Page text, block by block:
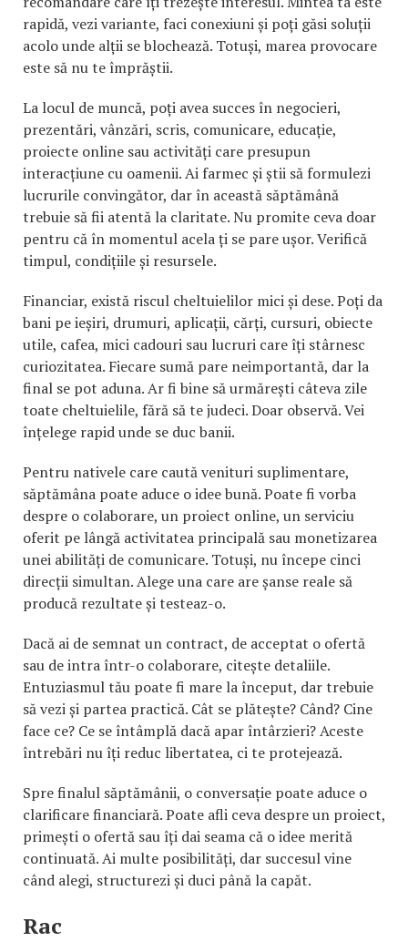
rapidă, vezi variante, faci conexiuni și poți găsi soluții
acolo unde alții se blochează. Totuși, marea provocare
este să nu te împrăștii.
La locul de muncă, poți avea succes în negocieri,
prezentări, vânzări, scris, comunicare, educație,
proiecte online sau activități care presupun
interacțiune cu oamenii. Ai farmec și știi să formulezi
lucrurile convingător, dar în această săptămână
trebuie să fii atentă la claritate. Nu promite ceva doar
pentru că în momentul acela ți se pare ușor. Verifică
timpul, condițiile și resursele.
Financiar, există riscul cheltuielilor mici și dese. Poți da
bani pe ieșiri, drumuri, aplicații, cărți, cursuri, obiecte
utile, cafea, mici cadouri sau lucruri care îți stârnesc
curiozitatea. Fiecare sumă pare neimportantă, dar la
final se pot aduna. Ar fi bine să urmărești câteva zile
toate cheltuielile, fără să te judeci. Doar observă. Vei
înțelege rapid unde se duc banii.
Pentru nativele care caută venituri suplimentare,
săptămâna poate aduce o idee bună. Poate fi vorba
despre o colaborare, un proiect online, un serviciu
oferit pe lângă activitatea principală sau monetizarea
unei abilități de comunicare. Totuși, nu începe cinci
direcții simultan. Alege una care are șanse reale să
producă rezultate și testeaz-o.
Dacă ai de semnat un contract, de acceptat o ofertă
sau de intra într-o colaborare, citește detaliile.
Entuziasmul tău poate fi mare la început, dar trebuie
să vezi și partea practică. Cât se plătește? Când? Cine
face ce? Ce se întâmplă dacă apar întârzieri? Aceste
întrebări nu îți reduc libertatea, ci te protejează.
Spre finalul săptămânii, o conversație poate aduce o
clarificare financiară. Poate afli ceva despre un proiect,
primești o ofertă sau îți dai seama că o idee merită
continuată. Ai multe posibilități, dar succesul vine
când alegi, structurezi și duci până la capăt.
Rac